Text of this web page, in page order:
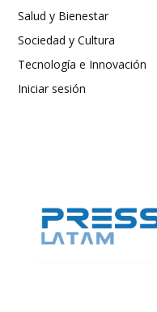
Salud y Bienestar
Sociedad y Cultura
Tecnología e Innovación
Iniciar sesión